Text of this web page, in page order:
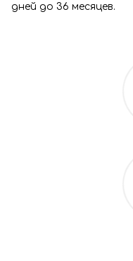
дней до 36 месяцев.